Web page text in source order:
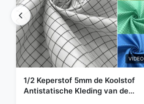
VIDEO
1/2 Keperstof 5mm de Koolstof
Antistatische Kleding van de